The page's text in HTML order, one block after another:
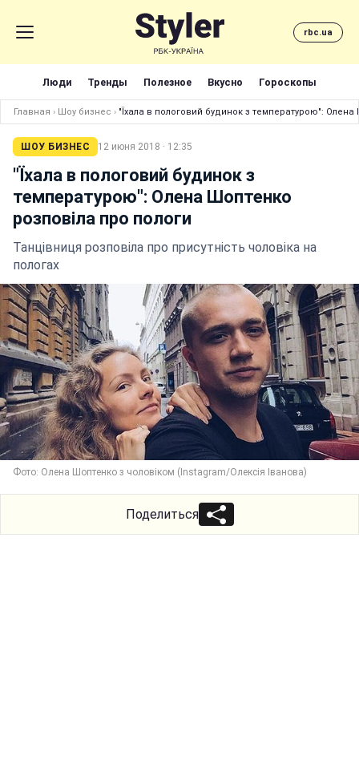
rbc.ua
Люди Тренды Полезное Вкусно Гороскопы
Главная › Шоу бизнес › "Їхала в пологовий будинок з температурою":
ШОУ БИЗНЕС 12 июня 2018 · 12:35
"Їхала в пологовий будинок з
температурою": Олена Шоптенко
розповіла про пологи
Танцівниця розповіла про присутність чоловіка на
пологах
Фото: Олена Шоптенко з чоловіком (Instagram/Олексія Іванова)
Поделиться